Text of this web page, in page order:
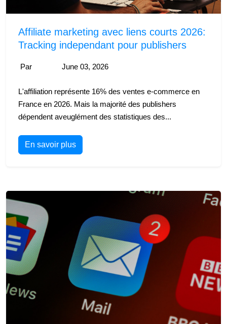
Affiliate marketing avec liens courts 2026:
Tracking independant pour publishers
Par June 03, 2026
L'affiliation représente 16% des ventes e-commerce en
France en 2026. Mais la majorité des publishers
dépendent aveuglément des statistiques des...
En savoir plus